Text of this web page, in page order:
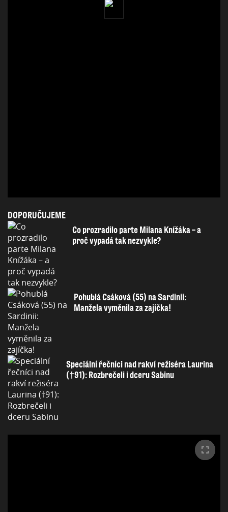
DOPORUČUJEME
Co prozradilo parte Milana Knížáka – a
proč vypadá tak nezvykle?
Pohublá Csáková (55) na Sardinii:
Manžela vyměnila za zajíčka!
Speciální řečníci nad rakví režiséra Laurina
(†91): Rozbrečeli i dceru Sabinu